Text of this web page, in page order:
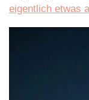
eigentlich etwas